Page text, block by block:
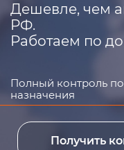
Дешевле, чем
РФ.
Работаем по
Полный контроль
назначения
Получить